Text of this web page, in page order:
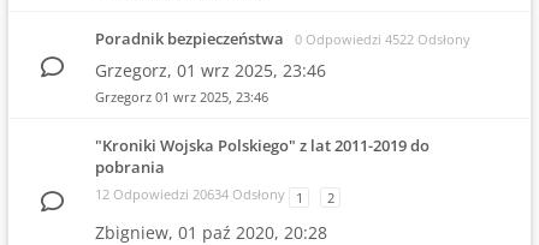
Poradnik bezpieczeństwa 0 Odpowiedzi 4522 Odsłony
Grzegorz, 01 wrz 2025, 23:46
Grzegorz 01 wrz 2025, 23:46
"Kroniki Wojska Polskiego" z lat 2011-2019 do
pobrania
12 Odpowiedzi 20634 Odsłony 1 2
Zbigniew, 01 paź 2020, 20:28